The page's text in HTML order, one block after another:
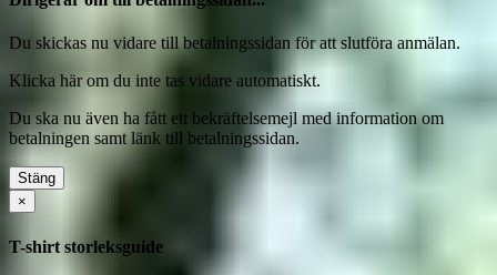
Du skickas nu vidare till betalningssidan för att slutföra anmälan.
Klicka härom du inte tas vidare automatiskt.
Du ska nu även ha fått ett bekräftelsemejl med information om
betalningen samt länk till betalningssidan.
Stäng
×
T-shirt storleksguide